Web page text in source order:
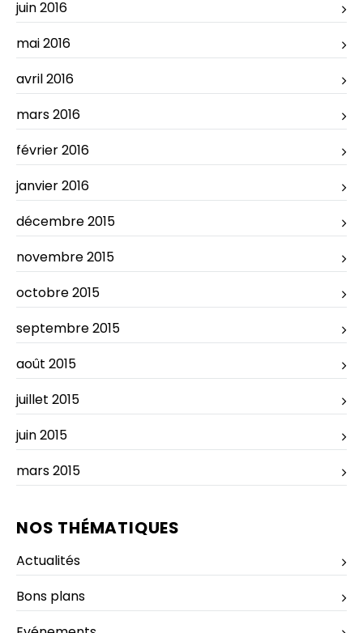
juin 2016
mai 2016
avril 2016
mars 2016
février 2016
janvier 2016
décembre 2015
novembre 2015
octobre 2015
septembre 2015
août 2015
juillet 2015
juin 2015
mars 2015
NOS THÉMATIQUES
Actualités
Bons plans